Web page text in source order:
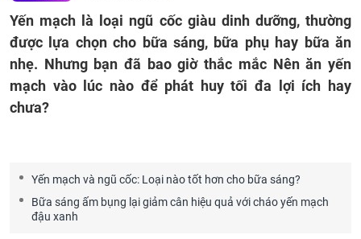
Yến mạch là loại ngũ cốc giàu dinh dưỡng, thường
được lựa chọn cho bữa sáng, bữa phụ hay bữa ăn
nhẹ. Nhưng bạn đã bao giờ thắc mắc Nên ăn yến
mạch vào lúc nào để phát huy tối đa lợi ích hay
chưa?
Yến mạch và ngũ cốc: Loại nào tốt hơn cho bữa sáng?
Bữa sáng ấm bụng lại giảm cân hiệu quả với cháo yến mạch
đậu xanh